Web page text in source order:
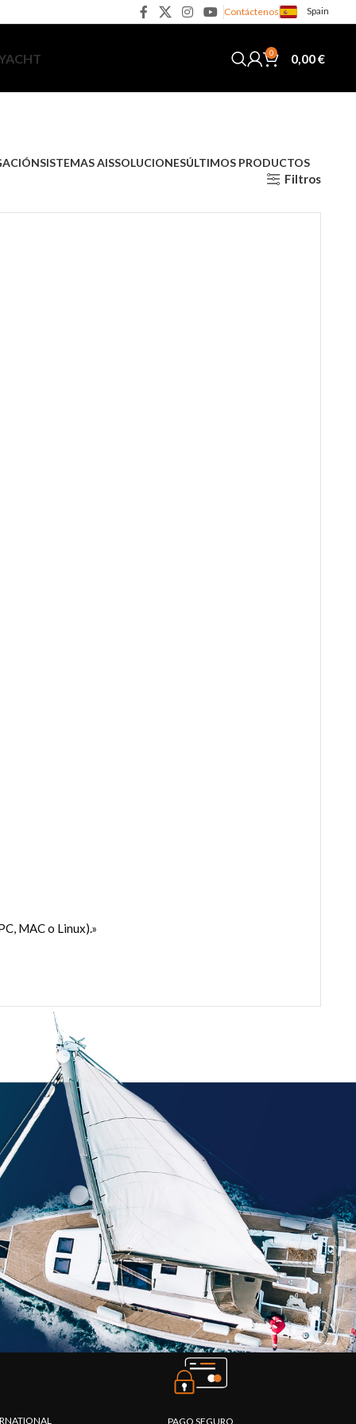
Contáctenos Spain
0 0,00€
SISTEMAS AISSOLUCIONESÚLTIMOS PRODUCTOS
Filtros
MAC o Linux).»
PAGO SEGURO